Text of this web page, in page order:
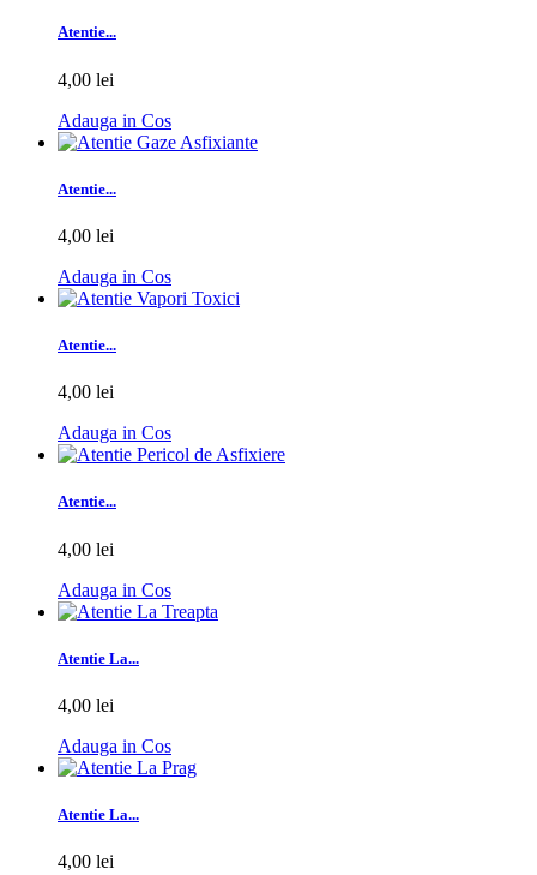
Atentie...
4,00 lei
Adauga in Cos
Atentie...
4,00 lei
Adauga in Cos
Atentie...
4,00 lei
Adauga in Cos
Atentie...
4,00 lei
Adauga in Cos
Atentie La...
4,00 lei
Adauga in Cos
Atentie La...
4,00 lei